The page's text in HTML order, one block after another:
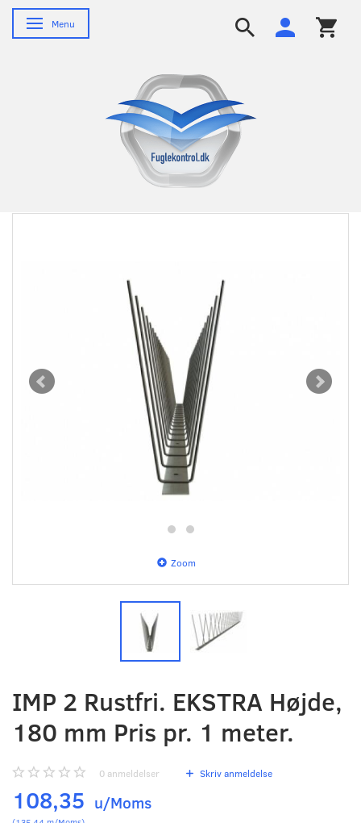
Skifte navigation
Menu
Zoom
IMP 2 Rustfri. EKSTRA Højde,
180 mm Pris pr. 1 meter.
0 anmeldelser Skriv anmeldelse
108,35 u/Moms